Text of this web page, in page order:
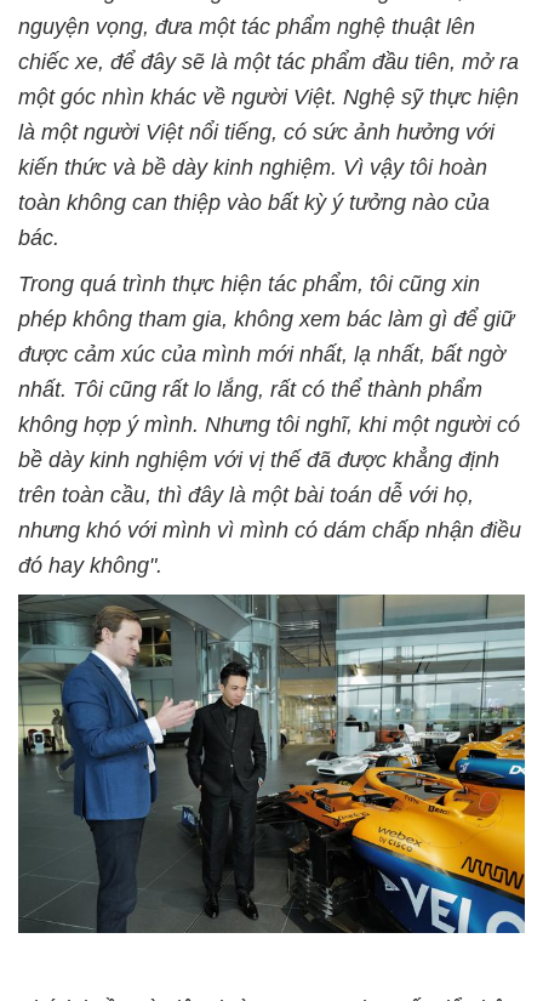
nguyện vọng, đưa một tác phẩm nghệ thuật lên
chiếc xe, để đây sẽ là một tác phẩm đầu tiên, mở ra
một góc nhìn khác về người Việt. Nghệ sỹ thực hiện
là một người Việt nổi tiếng, có sức ảnh hưởng với
kiến thức và bề dày kinh nghiệm. Vì vậy tôi hoàn
toàn không can thiệp vào bất kỳ ý tưởng nào của
bác.
Trong quá trình thực hiện tác phẩm, tôi cũng xin
phép không tham gia, không xem bác làm gì để giữ
được cảm xúc của mình mới nhất, lạ nhất, bất ngờ
nhất. Tôi cũng rất lo lắng, rất có thể thành phẩm
không hợp ý mình. Nhưng tôi nghĩ, khi một người có
bề dày kinh nghiệm với vị thế đã được khẳng định
trên toàn cầu, thì đây là một bài toán dễ với họ,
nhưng khó với mình vì mình có dám chấp nhận điều
đó hay không".